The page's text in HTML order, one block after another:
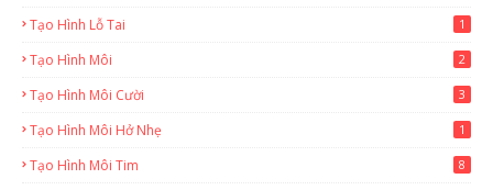
Tạo Hình Lỗ Tai 1
Tạo Hình Môi 2
Tạo Hình Môi Cười 3
Tạo Hình Môi Hở Nhẹ 1
Tạo Hình Môi Tim 8